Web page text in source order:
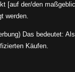
[auf der/den
werden.
Das bedeutet:
Käufen.